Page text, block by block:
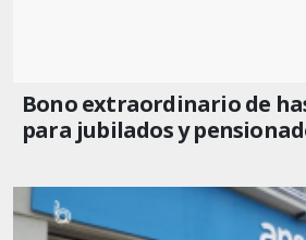
Bono extraordinario de
para jubilados y